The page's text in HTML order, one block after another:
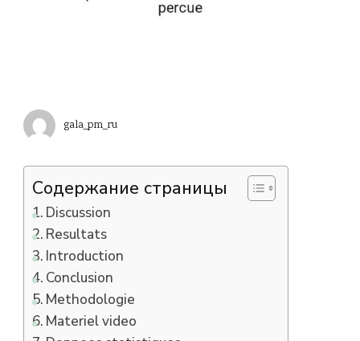
gala_pm_ru
Содержание страницы
Discussion
Resultats
Introduction
Conclusion
Methodologie
Materiel video